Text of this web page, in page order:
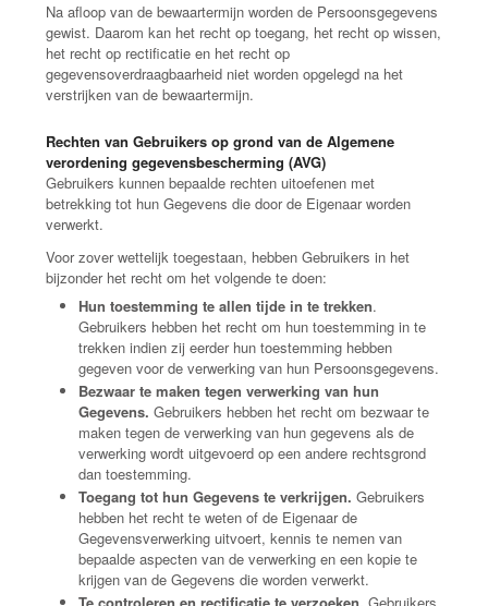
Na afloop van de bewaartermijn worden de Persoonsgegevens
gewist. Daarom kan het recht op toegang, het recht op wissen,
het recht op rectificatie en het recht op
gegevensoverdraagbaarheid niet worden opgelegd na het
verstrijken van de bewaartermijn.
Rechten van Gebruikers op grond van de Algemene
verordening gegevensbescherming (AVG)
Gebruikers kunnen bepaalde rechten uitoefenen met
betrekking tot hun Gegevens die door de Eigenaar worden
verwerkt.
Voor zover wettelijk toegestaan, hebben Gebruikers in het
bijzonder het recht om het volgende te doen:
Hun toestemming te allen tijde in te trekken.
Gebruikers hebben het recht om hun toestemming in te
trekken indien zij eerder hun toestemming hebben
gegeven voor de verwerking van hun Persoonsgegevens.
Bezwaar te maken tegen verwerking van hun
Gegevens. Gebruikers hebben het recht om bezwaar te
maken tegen de verwerking van hun gegevens als de
verwerking wordt uitgevoerd op een andere rechtsgrond
dan toestemming.
Toegang tot hun Gegevens te verkrijgen. Gebruikers
hebben het recht te weten of de Eigenaar de
Gegevensverwerking uitvoert, kennis te nemen van
bepaalde aspecten van de verwerking en een kopie te
krijgen van de Gegevens die worden verwerkt.